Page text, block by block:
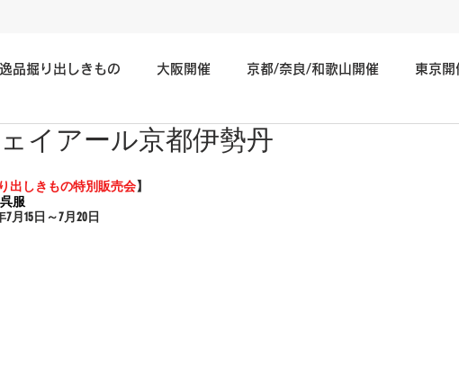
品掘り出しきもの 大阪開催 京都/奈良/和歌山開催 東京開
/中部地方開催 神奈川/埼玉/千葉/静岡/関東地方開催
島/九州開催
イアール京都伊勢丹
出しきもの特別販売会】
服
7月15日～7月20日